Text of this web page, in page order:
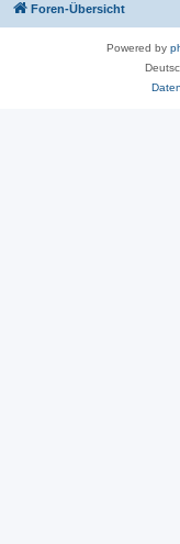
Foren-Übersicht
Powered by